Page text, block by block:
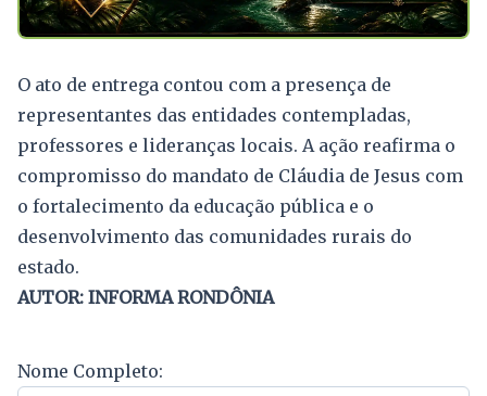
O ato de entrega contou com a presença de
representantes das entidades contempladas,
professores e lideranças locais. A ação reafirma o
compromisso do mandato de Cláudia de Jesus com
o fortalecimento da educação pública e o
desenvolvimento das comunidades rurais do
estado.
AUTOR: INFORMA RONDÔNIA
Nome Completo: